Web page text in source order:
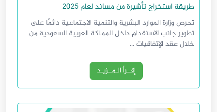
طريقة استخراج تأشيرة من مساند لعام 2025
تحرص وزارة الموارد البشرية والتنمية الاجتماعية دائمًا على
تطوير جانب الاستقدام داخل المملكة العربية السعودية من
خلال عقد الإتفاقيات ...
إقــرأ الـمــزيـد